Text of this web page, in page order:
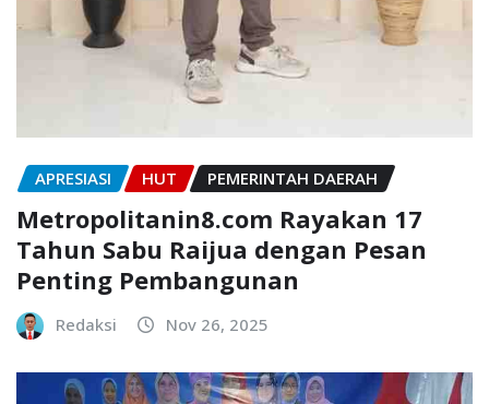
APRESIASI HUT PEMERINTAH DAERAH
Metropolitanin8.com Rayakan 17
Tahun Sabu Raijua dengan Pesan
Penting Pembangunan
Redaksi Nov 26, 2025